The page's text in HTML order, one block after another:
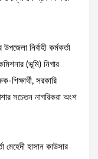
নির্বাহী কর্মকর্তা
(ভূমি) নিগার
শিক্ষার্থী, সরকারি
সচেতন নাগরিকরা অংশ
মেহেদী হাসান কাউসার